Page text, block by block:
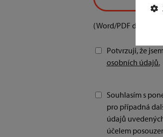
(Word/PDF
Potvrzuji, že
osobních údajů.
Souhlasím s
pro případná
údajů
účelem